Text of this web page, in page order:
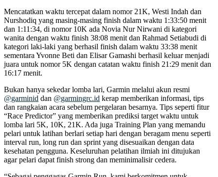
Mencatatkan waktu tercepat dalam nomor 21K, Westi Indah dan
Nurshodiq yang masing-masing finish dalam waktu 1:33:50 menit
dan 1:11:34, di nomor 10K ada Novia Nur Nirwani di kategori
wanita dengan waktu finish 38:08 menit dan Rahmad Setiabudi di
kategori laki-laki yang berhasil finish dalam waktu 33:38 menit
sementara Yvonne Beti dan Elisar Gamashi berhasil keluar menjadi
juara untuk nomor 5K dengan catatan waktu finish 21:29 menit dan
16:17 menit.
Bukan hanya sekedar lomba lari, Garmin melalui akun resmi
@garminid dan @garmingrc.id kerap memberikan informasi, tips
dan rangkaian acara sebelum pergelaran besarnya. Tips seperti fitur
“Race Predictor” yang memberikan prediksi target waktu untuk
lomba lari 5K, 10K, 21K. Ada juga Training Plan yang memandu
pelari untuk latihan berlari setiap hari dengan beragam menu seperti
interval run, long run dan sprint yang disesuaikan dengan data
kesehatan pengguna. Keseluruhan pelatihan ilmiah ini ditujukan
agar pelari dapat finish strong dan meminimalisir cedera.